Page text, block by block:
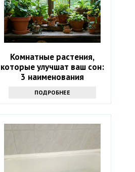
Комнатные растения,
которые улучшат ваш сон:
3 наименования
ПОДРОБНЕЕ